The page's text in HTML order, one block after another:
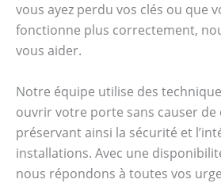
vous ayez perdu vos clés ou que
fonctionne plus correctement,
vous aider.
Notre équipe utilise des
ouvrir votre porte sans causer de
préservant ainsi la sécurité et
installations. Avec une
nous répondons à toutes vos